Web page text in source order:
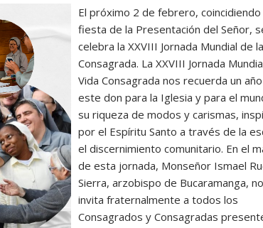
El próximo 2 de febrero, coincidiendo
fiesta de la Presentación del Señor,
celebra la XXVIII Jornada Mundial de
Consagrada. La XXVIII Jornada
Vida Consagrada nos recuerda un
este don para la Iglesia y para el
su riqueza de modos y carismas,
por el Espíritu Santo a través de la
el discernimiento comunitario. En el
de esta jornada, Monseñor Ismael
Sierra, arzobispo de Bucaramanga,
invita fraternalmente a todos los
Consagrados y Consagradas